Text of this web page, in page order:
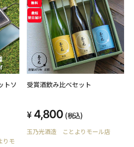
トソ
りモ
受賞酒飲み比べセット
4,800 (税込)
玉乃光酒造 ことよりモール店